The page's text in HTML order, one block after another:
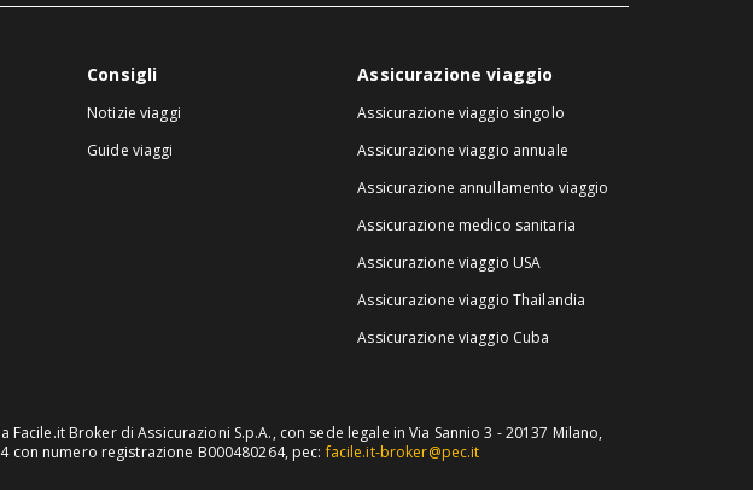
Consigli
Notizie viaggi
Guide viaggi
Assicurazione viaggio
Assicurazione viaggio singolo
Assicurazione viaggio annuale
Assicurazione annullamento viaggio
Assicurazione medico sanitaria
Assicurazione viaggio USA
Assicurazione viaggio Thailandia
Assicurazione viaggio Cuba
Broker di Assicurazioni S.p.A., con sede legale in Via Sannio 3 - 20137 Milano,
con numero registrazione B000480264, pec:facile.it-broker@pec.it